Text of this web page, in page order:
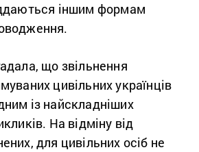
іншим формам
що звільнення
цивільних українців
із найскладніших
На відміну від
для цивільних осіб не